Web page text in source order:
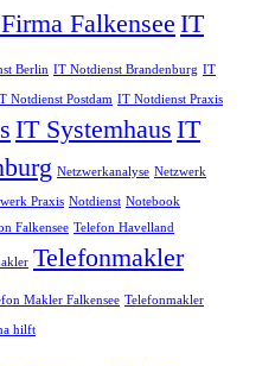
Falkensee IT
Berlin IT Notdienst Brandenburg IT
Notdienst Postdam IT Notdienst Praxis
IT Systemhaus IT
Netzwerkanalyse Netzwerk
Praxis Notdienst Notebook
Falkensee Telefon Havelland
Telefonmakler
Makler Falkensee Telefonmakler
hilft